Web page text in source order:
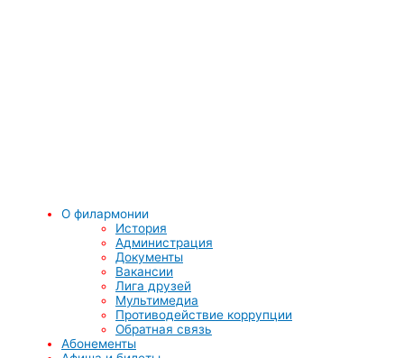
О филармонии
История
Администрация
Документы
Вакансии
Лига друзей
Мультимедиа
Противодействие коррупции
Обратная связь
Абонементы